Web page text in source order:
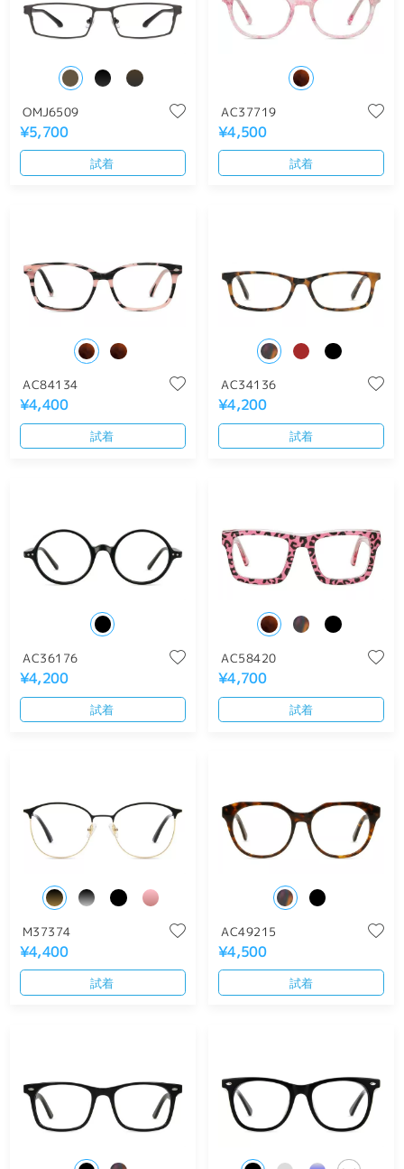
OMJ6509
¥5,700
試着
AC37719
¥4,500
試着
AC84134
¥4,400
試着
AC34136
¥4,200
試着
AC36176
¥4,200
試着
AC58420
¥4,700
試着
M37374
¥4,400
試着
AC49215
¥4,500
試着